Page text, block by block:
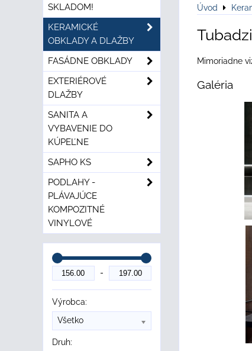
Úvod
Mimoriadne
Galéria
SKLADOM!
KERAMICKÉ
OBKLADY A DLAŽBY
FASÁDNE OBKLADY
EXTERIÉROVÉ
DLAŽBY
SANITA A
VYBAVENIE DO
KÚPEĽNE
SAPHO KS
PODLAHY -
PLÁVAJÚCE
KOMPOZITNÉ
VINYLOVÉ
Výrobca:
Všetko
Druh: